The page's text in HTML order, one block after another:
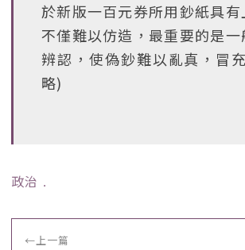
於新版一百元券所用鈔紙具有
不僅難以仿造，最重要的是
辨認，使偽鈔難以亂真，冒
略)
政治 ﹒
←上一篇